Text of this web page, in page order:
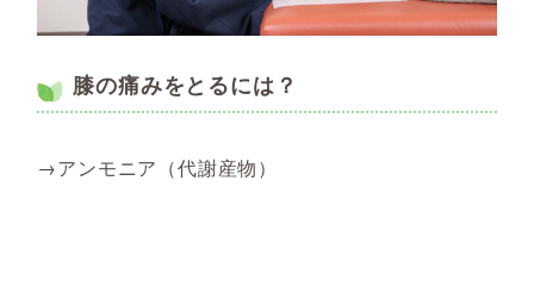
膝の痛みをとるには？
→アンモニア（代謝産物）